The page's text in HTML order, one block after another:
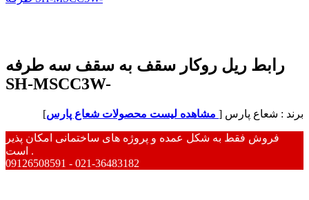
رابط ریل روکار سقف به سقف سه طرفه
SH-MSCC3W-
برند : شعاع پارس [ مشاهده لیست محصولات شعاع پارس]
فروش فقط به شکل عمده و پروژه های ساختمانی امکان پذیر
است .
09126508591 - 021-36483182